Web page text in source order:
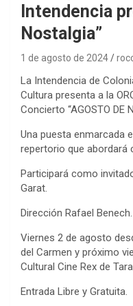
Intendencia
Nostalgia”
1 de agosto de 2024
La Intendencia de
Cultura presenta a la
Concierto “AGOSTO DE
Una puesta enmarcada
repertorio que abordará
Participará como
Garat.
Dirección Rafael Benech.
Viernes 2 de agosto
del Carmen y próximo
Cultural Cine Rex de
Entrada Libre y Gratuita.